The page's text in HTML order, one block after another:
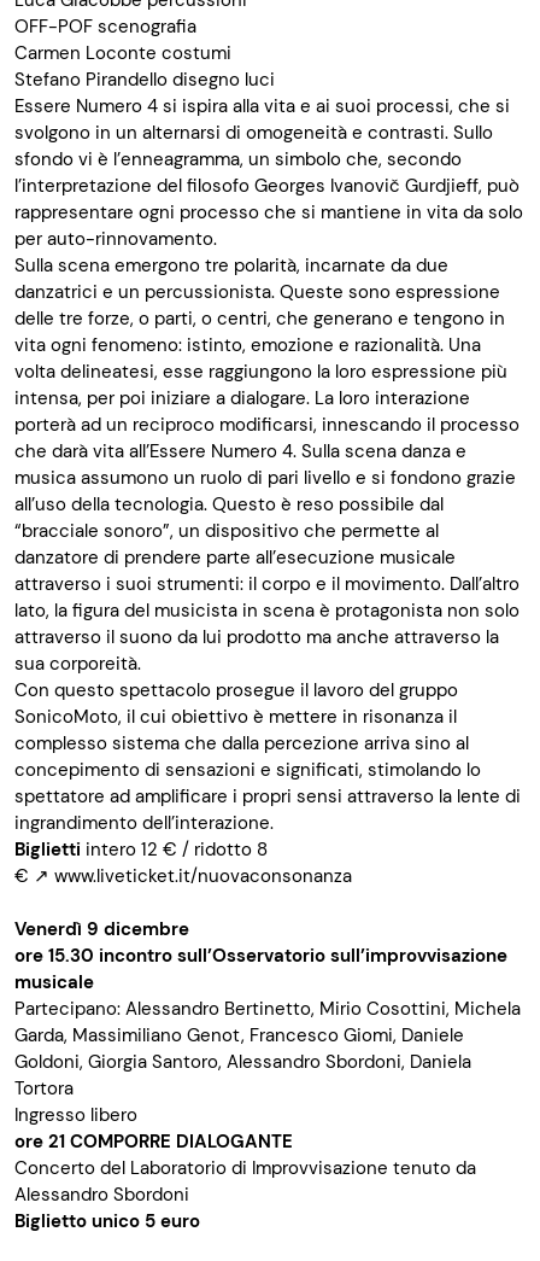
OFF-POF scenografia
Carmen Loconte costumi
Stefano Pirandello disegno luci
Essere Numero 4 si ispira alla vita e ai suoi processi, che si
svolgono in un alternarsi di omogeneità e contrasti. Sullo
sfondo vi è l’enneagramma, un simbolo che, secondo
l’interpretazione del filosofo Georges Ivanovič Gurdjieff, può
rappresentare ogni processo che si mantiene in vita da solo
per auto-rinnovamento.
Sulla scena emergono tre polarità, incarnate da due
danzatrici e un percussionista. Queste sono espressione
delle tre forze, o parti, o centri, che generano e tengono in
vita ogni fenomeno: istinto, emozione e razionalità. Una
volta delineatesi, esse raggiungono la loro espressione più
intensa, per poi iniziare a dialogare. La loro interazione
porterà ad un reciproco modificarsi, innescando il processo
che darà vita all’Essere Numero 4. Sulla scena danza e
musica assumono un ruolo di pari livello e si fondono grazie
all’uso della tecnologia. Questo è reso possibile dal
“bracciale sonoro”, un dispositivo che permette al
danzatore di prendere parte all’esecuzione musicale
attraverso i suoi strumenti: il corpo e il movimento. Dall’altro
lato, la figura del musicista in scena è protagonista non solo
attraverso il suono da lui prodotto ma anche attraverso la
sua corporeità.
Con questo spettacolo prosegue il lavoro del gruppo
SonicoMoto, il cui obiettivo è mettere in risonanza il
complesso sistema che dalla percezione arriva sino al
concepimento di sensazioni e significati, stimolando lo
spettatore ad amplificare i propri sensi attraverso la lente di
ingrandimento dell’interazione.
Biglietti intero 12 € / ridotto 8
€ ↗ www.liveticket.it/nuovaconsonanza
Venerdì 9 dicembre
ore 15.30 incontro sull’Osservatorio sull’improvvisazione
musicale
Partecipano: Alessandro Bertinetto, Mirio Cosottini, Michela
Garda, Massimiliano Genot, Francesco Giomi, Daniele
Goldoni, Giorgia Santoro, Alessandro Sbordoni, Daniela
Tortora
Ingresso libero
ore 21 COMPORRE DIALOGANTE
Concerto del Laboratorio di Improvvisazione tenuto da
Alessandro Sbordoni
Biglietto unico 5 euro